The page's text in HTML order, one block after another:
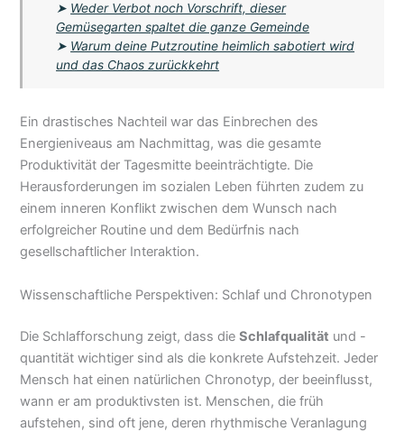
➤ Weder Verbot noch Vorschrift, dieser
Gemüsegarten spaltet die ganze Gemeinde
➤ Warum deine Putzroutine heimlich sabotiert wird
und das Chaos zurückkehrt
Ein drastisches Nachteil war das Einbrechen des
Energieniveaus am Nachmittag, was die gesamte
Produktivität der Tagesmitte beeinträchtigte. Die
Herausforderungen im sozialen Leben führten zudem zu
einem inneren Konflikt zwischen dem Wunsch nach
erfolgreicher Routine und dem Bedürfnis nach
gesellschaftlicher Interaktion.
Wissenschaftliche Perspektiven: Schlaf und Chronotypen
Die Schlafforschung zeigt, dass dieSchlafqualität und -
quantität wichtiger sind als die konkrete Aufstehzeit. Jeder
Mensch hat einen natürlichen Chronotyp, der beeinflusst,
wann er am produktivsten ist. Menschen, die früh
aufstehen, sind oft jene, deren rhythmische Veranlagung